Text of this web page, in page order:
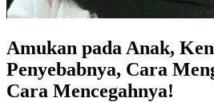
Amukan pada Anak,
Penyebabnya, Cara
Cara Mencegahnya!